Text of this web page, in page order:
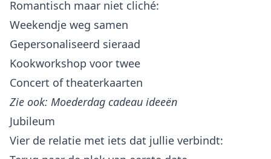
Romantisch maar niet cliché:
Weekendje weg samen
Gepersonaliseerd sieraad
Kookworkshop voor twee
Concert of theaterkaarten
Zie ook: Moederdag cadeau ideeën
Jubileum
Vier de relatie met iets dat jullie verbindt: